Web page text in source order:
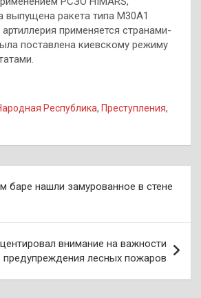
выпущена ракета типа M30А1
применяется странами-
поставлена киевскому режиму
Республика, Преступления,
баре нашли замурованное в стене
внимание на важности
предупреждения лесных пожаров